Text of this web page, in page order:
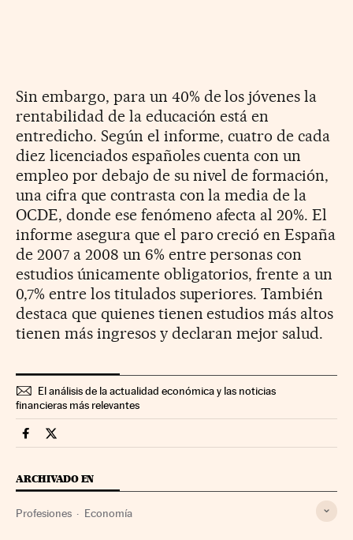
Sin embargo, para un 40% de los jóvenes la
rentabilidad de la educación está en
entredicho. Según el informe, cuatro de cada
diez licenciados españoles cuenta con un
empleo por debajo de su nivel de formación,
una cifra que contrasta con la media de la
OCDE, donde ese fenómeno afecta al 20%. El
informe asegura que el paro creció en España
de 2007 a 2008 un 6% entre personas con
estudios únicamente obligatorios, frente a un
0,7% entre los titulados superiores. También
destaca que quienes tienen estudios más altos
tienen más ingresos y declaran mejor salud.
El análisis de la actualidad económica y las noticias
financieras más relevantes
Economia Cinco Días en Facebook
Economia Cinco Días en Twitter
ARCHIVADO EN
Profesiones Economía